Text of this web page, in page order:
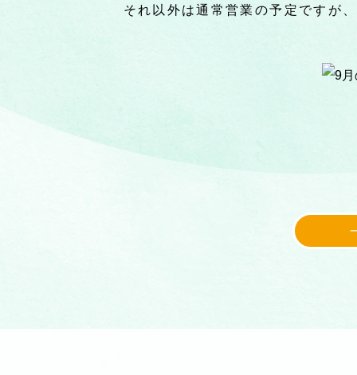
それ以外は通常営業の予定ですが